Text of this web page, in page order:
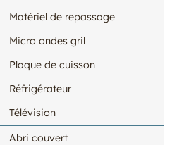
Matériel de repassage
Micro ondes gril
Plaque de cuisson
Réfrigérateur
Télévision
Abri couvert